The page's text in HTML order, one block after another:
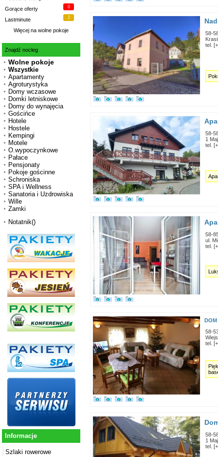
Gorące oferty 0
Lastminute 2
Więcej na wolne pokoje
Znajdź nocleg
Wolne pokoje
Wszystkie
Apartamenty
Agroturystyka
Domy wczasowe
Domki letniskowe
Domy do wynajęcia
Gościńce
Hotele
Hostele
Kempingi
Motele
O.wypoczynkowe
Pałace
Pensjonaty
Pokoje gościnne
Schroniska
SPA i Wellness
Sanatoria i Uzdrowiska
Wille
Zamki
Notatnik()
Informacje
Szlaki rowerowe
58-
tel.
58-
1
tel.
58-
ul.
tel.
58-
tel.
58-
1
tel.